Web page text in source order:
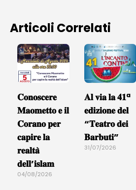
Articoli Correlati
𝐂𝐨𝐧𝐨𝐬𝐜𝐞𝐫𝐞
𝐌𝐚𝐨𝐦𝐞𝐭𝐭𝐨 𝐞 𝐢𝐥
𝐂𝐨𝐫𝐚𝐧𝐨 𝐩𝐞𝐫
𝐜𝐚𝐩𝐢𝐫𝐞 𝐥𝐚
𝐫𝐞𝐚𝐥𝐭𝐚̀
𝐝𝐞𝐥𝐥’𝐢𝐬𝐥𝐚𝐦
04/08/2026
𝐀𝐥 𝐯𝐢𝐚 𝐥𝐚 𝟒𝟏ª
𝐞𝐝𝐢𝐳𝐢𝐨𝐧𝐞 𝐝𝐞𝐥
“𝐓𝐞𝐚𝐭𝐫𝐨 𝐝𝐞𝐢
𝐁𝐚𝐫𝐛𝐮𝐭𝐢”
31/07/2026